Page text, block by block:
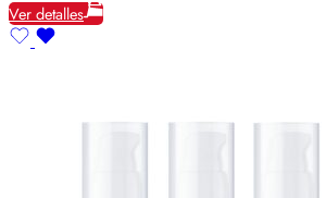
Ver detalles